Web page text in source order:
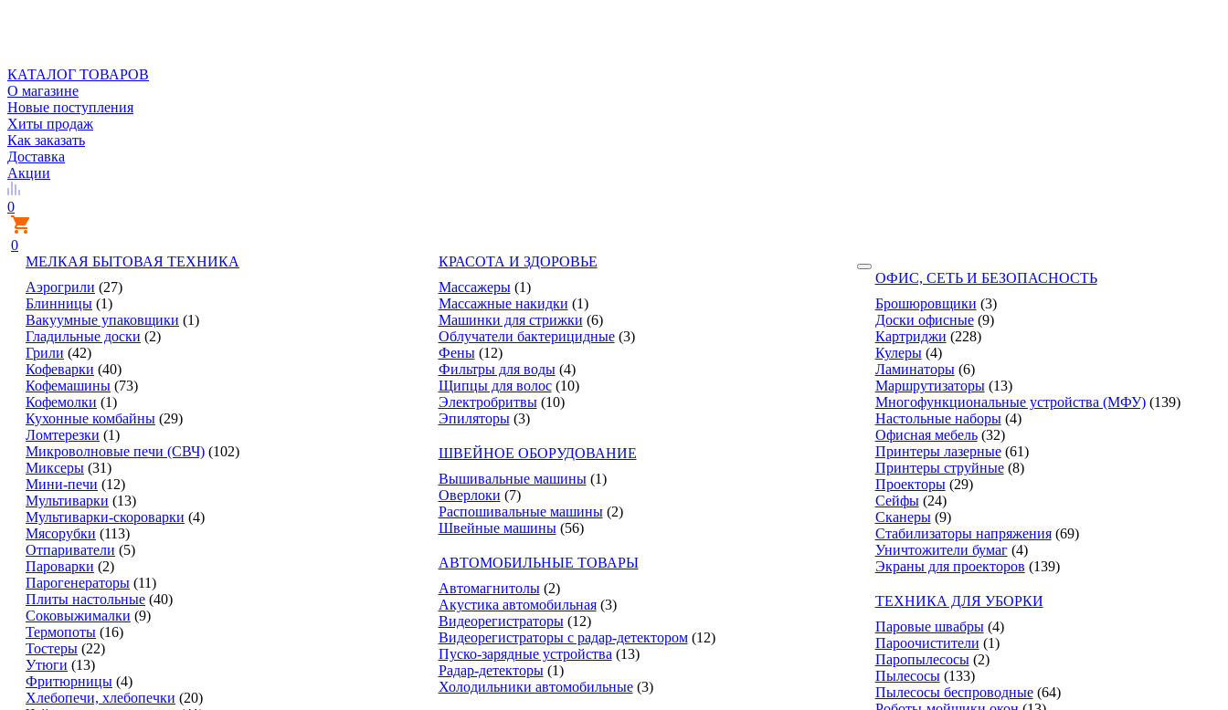
КАТАЛОГ ТОВАРОВ
О магазине
Новые поступления
Хиты продаж
Как заказать
Доставка
Акции
0
0
МЕЛКАЯ БЫТОВАЯ ТЕХНИКА
Аэрогрили (27)
Блинницы (1)
Вакуумные упаковщики (1)
Гладильные доски (2)
Грили (42)
Кофеварки (40)
Кофемашины (73)
Кофемолки (1)
Кухонные комбайны (29)
Ломтерезки (1)
Микроволновые печи (СВЧ) (102)
Миксеры (31)
Мини-печи (12)
Мультиварки (13)
Мультиварки-скороварки (4)
Мясорубки (113)
Отпариватели (5)
Пароварки (2)
Парогенераторы (11)
Плиты настольные (40)
Соковыжималки (9)
Термопоты (16)
Тостеры (22)
Утюги (13)
Фритюрницы (4)
Хлебопечи, хлебопечки (20)
КРАСОТА И ЗДОРОВЬЕ
Массажеры (1)
Массажные накидки (1)
Машинки для стрижки (6)
Облучатели бактерицидные (3)
Фены (12)
Фильтры для воды (4)
Щипцы для волос (10)
Электробритвы (10)
Эпиляторы (3)
ШВЕЙНОЕ ОБОРУДОВАНИЕ
Вышивальные машины (1)
Оверлоки (7)
Распошивальные машины (2)
Швейные машины (56)
АВТОМОБИЛЬНЫЕ ТОВАРЫ
Автомагнитолы (2)
Акустика автомобильная (3)
Видеорегистраторы (12)
Видеорегистраторы с радар-детектором (12)
Пуско-зарядные устройства (13)
Радар-детекторы (1)
Холодильники автомобильные (3)
ОФИС, СЕТЬ И БЕЗОПАСНОСТЬ
Брошюровщики (3)
Доски офисные (9)
Картриджи (228)
Кулеры (4)
Ламинаторы (6)
Маршрутизаторы (13)
Многофункциональные устройства (МФУ) (139)
Настольные наборы (4)
Офисная мебель (32)
Принтеры лазерные (61)
Принтеры струйные (8)
Проекторы (29)
Сейфы (24)
Сканеры (9)
Стабилизаторы напряжения (69)
Уничтожители бумаг (4)
Экраны для проекторов (139)
ТЕХНИКА ДЛЯ УБОРКИ
Паровые швабры (4)
Пароочистители (1)
Паропылесосы (2)
Пылесосы (133)
Пылесосы беспроводные (64)